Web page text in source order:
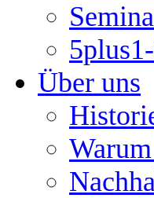
Über uns